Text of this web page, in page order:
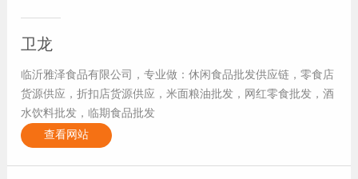
卫龙
临沂雅泽食品有限公司，专业做：休闲食品批发供应链，零食店
货源供应，折扣店货源供应，米面粮油批发，网红零食批发，酒
水饮料批发，临期食品批发
查看网站